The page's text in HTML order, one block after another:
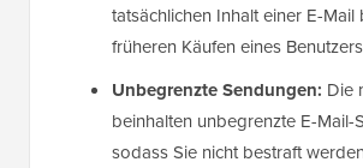
tatsächlichen Inhalt einer E-
früheren Käufen eines
Unbegrenzte Sendungen: Die
beinhalten unbegrenzte E-Mail-
sodass Sie nicht bestraft